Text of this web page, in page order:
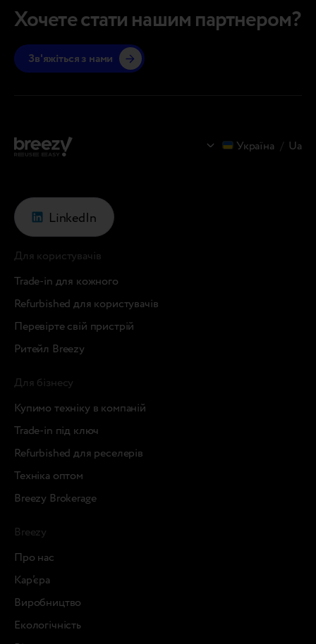
розвитку циркулярної економіки у сфері
пристроїв та сприяє формуванню стандартів,
що визначають екосистему рекоммерсу.
Цьогорічна…
Україна / Ua
Хочете стати нашим партнером?
Зв'яжіться з нами
LinkedIn
Для користувачів
Trade-in для кожного
Refurbished для користувачів
Перевірте свій пристрій
Ритейл Breezy
Для бізнесу
Купимо техніку в компаній
Trade-in під ключ
Refurbished для реселерів
Техніка оптом
Breezy Brokerage
Breezy
Про нас
Кар’єра
Виробництво
Екологічність